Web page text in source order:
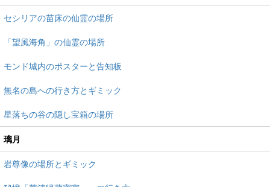
セシリアの苗床の仙霊の場所
「望風海角」の仙霊の場所
モンド城内のポスターと告知板
無名の島への行き方とギミック
星落ちの谷の隠し宝箱の場所
璃月
岩尊像の場所とギミック